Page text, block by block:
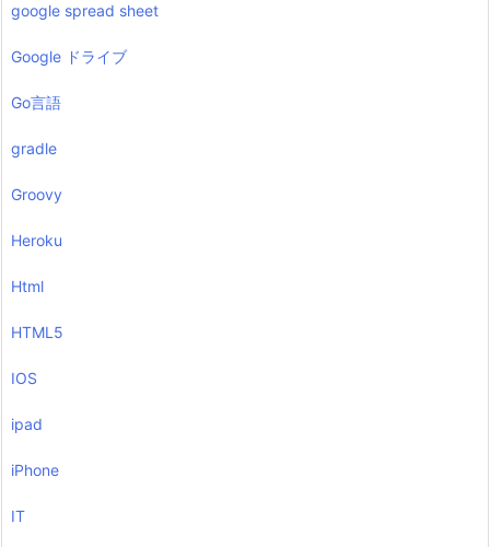
google spread sheet
Google ドライブ
Go言語
gradle
Groovy
Heroku
Html
HTML5
IOS
ipad
iPhone
IT